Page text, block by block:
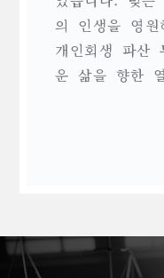
의 인생을 영원
개인회생 파산
운 삶을 향한